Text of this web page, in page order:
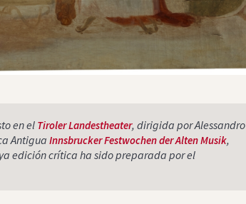
en el Tiroler Landestheater, dirigida por Alessandro
Antigua Innsbrucker Festwochen der Alten Musik,
edición crítica ha sido preparada por el